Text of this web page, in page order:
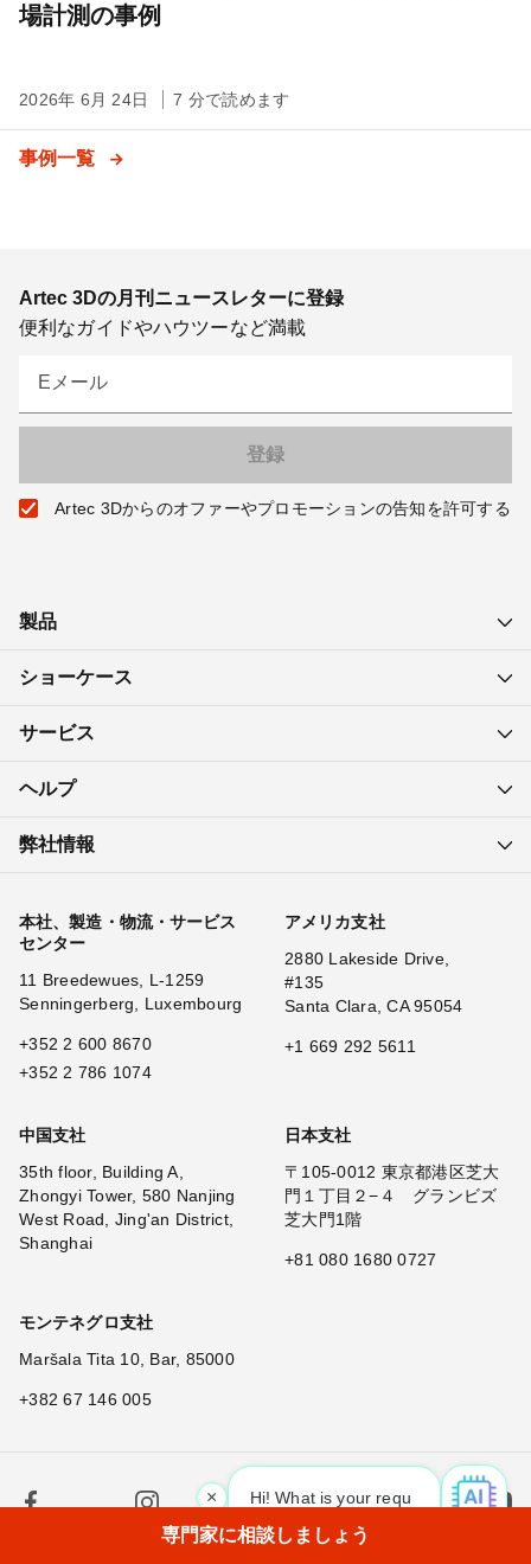
場計測の事例
2026年 6月 24日 7 分で読めます
事例一覧
Hi! What is your request? 👀
×
Artec 3Dの月刊ニュースレターに登録
便利なガイドやハウツーなど満載
Eメール
Artec 3Dからのオファーやプロモーションの告知を許可する
製品
ショーケース
サービス
ヘルプ
弊社情報
本社、製造・物流・サービス
センター
11 Breedewues, L-1259
Senningerberg, Luxembourg
+352 2 600 8670
+352 2 786 1074
アメリカ支社
2880 Lakeside Drive,
#135
Santa Clara, CA 95054
+1 669 292 5611
中国支社
35th floor, Building A,
Zhongyi Tower, 580 Nanjing
West Road, Jing'an District,
Shanghai
日本支社
〒105-0012 東京都港区芝大
門１丁目２−４ グランビズ
芝大門1階
+81 080 1680 0727
モンテネグロ支社
Maršala Tita 10, Bar, 85000
+382 67 146 005
専門家に相談しましょう